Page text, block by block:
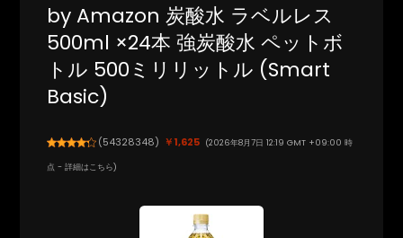
by Amazon 炭酸水 ラベルレス
500ml ×24本 強炭酸水 ペットボ
トル 500ミリリットル (Smart
Basic)
(54328348) ￥1,625 (2026年8月7日 12:19 GMT +09:00 時
点 -詳細はこちら)